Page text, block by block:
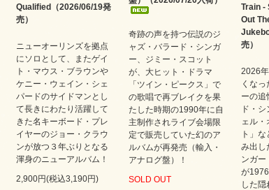
Qualified（2026/06/19発
売）
ニューオーリンズを拠点
にソロとして、またゲイ
ト・マウス・ブラウンや
ケニー・ウェイン・シェ
パードのサイドマンとし
て長きにわたり活躍して
きた名キーボード・プレ
イヤーのジョー・クラウ
ンが放つ３年ぶりとなる
渾身のニューアルバム！
2,900円(税込3,190円)
奇跡の声を持つ伝説のジ
ャズ・バラード・シンガ
ー、ジミー・スコット
が、大ヒット・ドラマ
「ツイン・ピークス」で
の歌唱で再ブレイクを果
たした時期の1990年に自
主制作されライブ会場限
定で販売していた幻のア
ルバムが再発売（輸入・
アナログ盤）！
SOLD OUT
Train -
Out
売）
2026
くな
ーの追
ド・
ェル・
ト」
み出し
ンガー
が
した隠